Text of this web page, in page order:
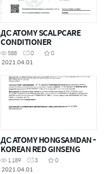
ДС ATOMY SCALPCARE
CONDITIONER
588 0
0
2021.04.01
ДС ATOMY HONGSAMDAN -
KOREAN RED GINSENG
1,189 3
0
2021.04.01